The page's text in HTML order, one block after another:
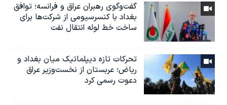
گفت‌وگوی رهبران عراق و فرانسه؛ توافق
بغداد با کنسرسیومی از شرکت‌ها برای
ساخت خط لوله انتقال نفت
تحرکات تازه دیپلماتیک میان بغداد و
ریاض؛ عربستان از نخست‌وزیر عراق
دعوت رسمی کرد